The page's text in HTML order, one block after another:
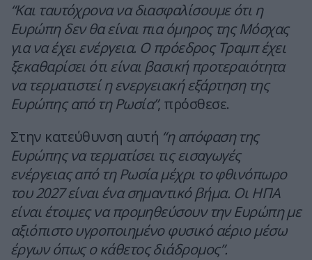
“Και ταυτόχρονα να διασφαλίσουμε ότι η
Ευρώπη δεν θα είναι πια όμηρος της Μόσχας
για να έχει ενέργεια. Ο πρόεδρος Τραμπ έχει
ξεκαθαρίσει ότι είναι βασική προτεραιότητα
να τερματιστεί η ενεργειακή εξάρτηση της
Ευρώπης από τη Ρωσία”, πρόσθεσε.
Στην κατεύθυνση αυτή “η απόφαση της
Ευρώπης να τερματίσει τις εισαγωγές
ενέργειας από τη Ρωσία μέχρι το φθινόπωρο
του 2027 είναι ένα σημαντικό βήμα. Οι ΗΠΑ
είναι έτοιμες να προμηθεύσουν την Ευρώπη με
αξιόπιστο υγροποιημένο φυσικό αέριο μέσω
έργων όπως ο κάθετος διάδρομος”.